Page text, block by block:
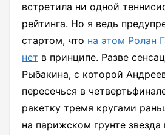
встретила ни одной
рейтинга. Но я ведь
стартом, что на этом Ролан
нет в принципе. Разве
Рыбакина, с которой
пересечься в
ракетку тремя кругами
на парижском грунте звезда